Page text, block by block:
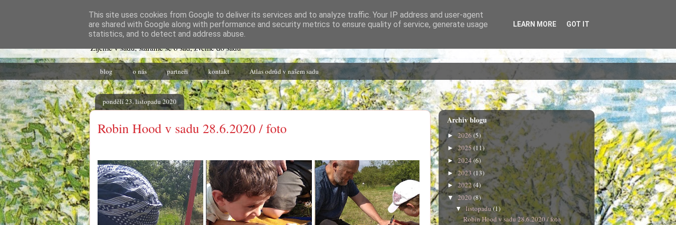
Život v sadu
Žijeme v sadu, staráme se o sad, zveme do sadu
blog o nás partneři kontakt Atlas odrůd v našem sadu
pondělí 23. listopadu 2020
Robin Hood v sadu 28.6.2020 / foto Archiv blogu
►2026(5)
►2025(11)
►2024(6)
►2023 (13)
►2022(4)
▼ 2020(8)
▼listopadu(1)
Robin Hood v sadu 28.6.2020 / foto
This site uses cookies from Google to deliver its services and to analyze traffic. Your IP address and user-agent
are shared with Google along with performance and security metrics to ensure quality of service, generate usage
statistics, and to detect and address abuse.
LEARN MORE GOT IT